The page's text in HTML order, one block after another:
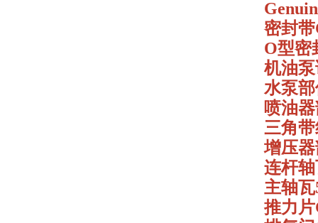
密封带
O型密
机油泵
水泵部
喷油
三角带
增压器
连杆轴
主轴瓦
推力片